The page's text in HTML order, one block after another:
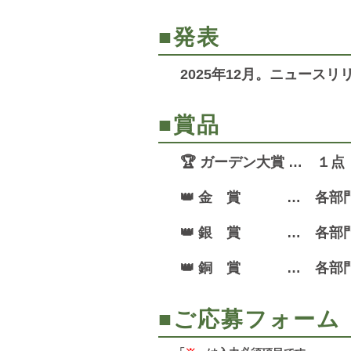
■発表
2025年12月。ニュースリ
■賞品
🏆 ガーデン大賞 … １点
👑 金 賞 … 各部門
👑 銀 賞 … 各部門
👑 銅 賞 … 各部門
■ご応募フォーム